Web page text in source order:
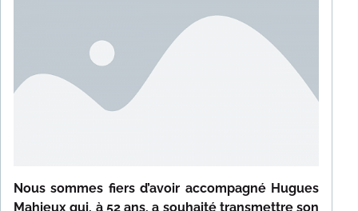
POLITIQUE RSE
NOS ACTUALITÉS
CONTACT
Nous sommes fiers d’avoir accompagné Hugues
Mahieux qui, à 52 ans, a souhaité transmettre son